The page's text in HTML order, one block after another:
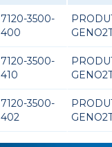
7120-3500-
400
7120-3500-
410
7120-3500-
402